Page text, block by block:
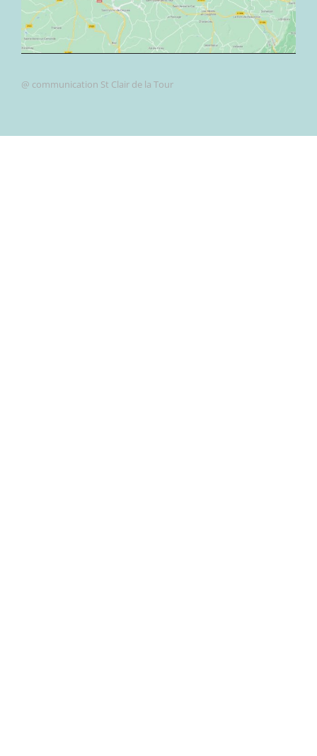
@ communication St Clair de la Tour